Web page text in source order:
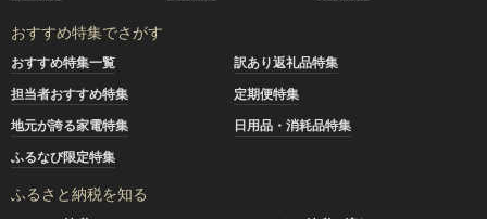
おすすめ特集でさがす
おすすめ特集一覧
訳あり返礼品特集
担当者おすすめ特集
定期便特集
地元が誇る家電特集
日用品・消耗品特集
ふるなび限定特集
ふるさと納税を知る